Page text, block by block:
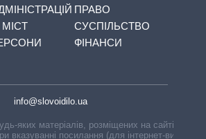
ПРАВО
СУСПІЛЬСТВО
ФІНАНСИ
info@slovoidilo.ua
яких матеріалів, розміщених на сайті,
вказуванні посилання (для інтернет-видань